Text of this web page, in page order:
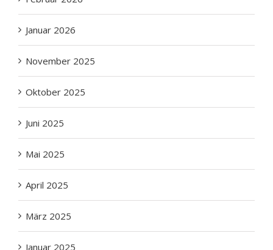
Januar 2026
November 2025
Oktober 2025
Juni 2025
Mai 2025
April 2025
März 2025
Januar 2025